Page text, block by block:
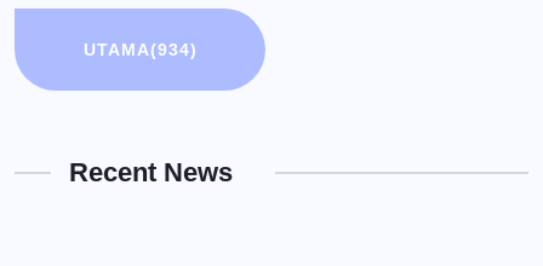
UTAMA(934)
Recent News